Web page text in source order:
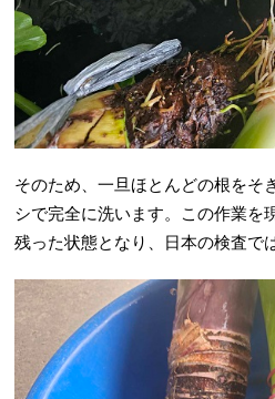
そのため、一旦ほとんどの根をそ
シで完全に洗います。この作業を
残った状態となり、日本の検査で